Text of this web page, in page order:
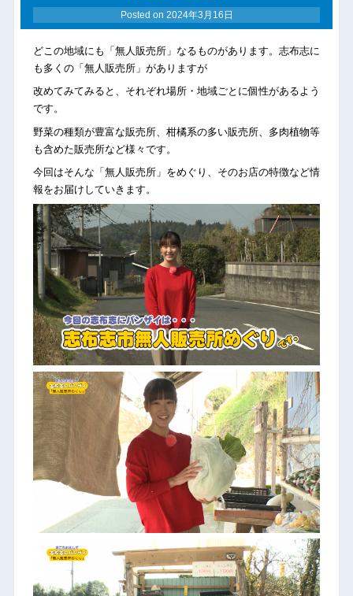
Posted on 2024年3月16日
どこの地域にも「無人販売所」なるものがあります。志布志に
も多くの「無人販売所」がありますが
改めてみてみると、それぞれ場所・地域ごとに個性があるよう
です。
野菜の種類が豊富な販売所、柑橘系の多い販売所、多肉植物等
も含めた販売所など様々です。
今回はそんな「無人販売所」をめぐり、そのお店の特徴など情
報をお届けしていきます。